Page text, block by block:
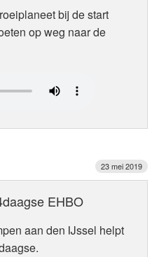
bij de start
op weg naar de
23 mei 2019
EHBO
aan den IJssel helpt